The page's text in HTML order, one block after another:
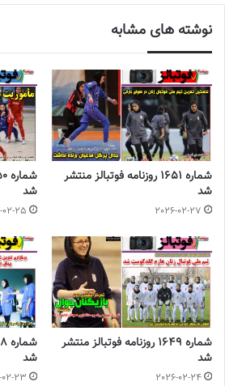
ابلاغیه مهم سازمان لیگ برای فوتسالی‌ها
سازمان لیگ فوتسال با ارسال یک نامه به
ثبت نام باشگاه‌ها را اعلام کرد.
◾️با فوتبالز همراه شوید◾️فوتبالز را
◾️
footballs.women@
برچسب ها روزنامه فوتبالز روزنامه ورزشی
نوشته های مشابه
شماره 1651 روزنامه فوتبالز منتشر
شد
2026-02-27
شد
02-25
شماره 1649 روزنامه فوتبالز منتشر
شد
2026-02-24
شد
02-23